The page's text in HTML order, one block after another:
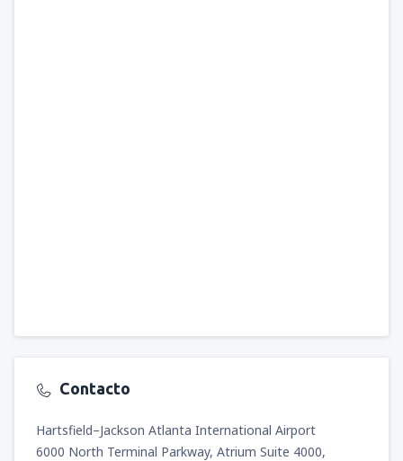
Contacto
Hartsfield–Jackson Atlanta International Airport
6000 North Terminal Parkway, Atrium Suite 4000,